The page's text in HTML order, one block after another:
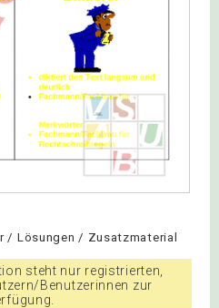
/ Lösungen / Zusatzmaterial
steht nur registrierten,
Benutzerinnen zur